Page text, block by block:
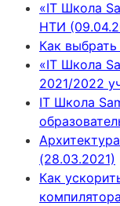
«IT Школа
НТИ
Как
«IT Школа
2021/2022
IT Школа
(28.03.2021)
Как